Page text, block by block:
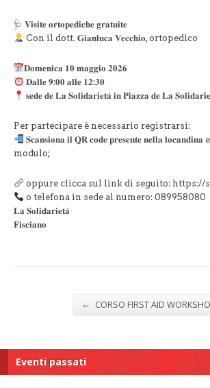
🩺 𝐕𝐢𝐬𝐢𝐭𝐞 𝐨𝐫𝐭𝐨𝐩𝐞𝐝𝐢𝐜𝐡𝐞 𝐠𝐫𝐚𝐭𝐮𝐢𝐭𝐞
Con il dott. 𝐆𝐢𝐚𝐧𝐥𝐮𝐜𝐚 𝐕𝐞𝐜𝐜𝐡𝐢𝐨, ortopedico
𝐃𝐨𝐦𝐞𝐧𝐢𝐜𝐚 𝟏𝟎 𝐦𝐚𝐠𝐠𝐢𝐨 𝟐𝟎𝟐𝟔
𝐃𝐚𝐥𝐥𝐞 𝟗:𝟎𝟎 𝐚𝐥𝐥𝐞 𝟏𝟐:𝟑𝟎
𝐬𝐞𝐝𝐞 𝐝𝐞 𝐋𝐚 𝐒𝐨𝐥𝐢𝐝𝐚𝐫𝐢𝐞𝐭𝐚̀ 𝐢𝐧 𝐏𝐢𝐚𝐳𝐳𝐚 𝐝𝐞 𝐋𝐚
Per partecipare è necessario registrarsi:
𝐒𝐜𝐚𝐧𝐬𝐢𝐨𝐧𝐚 𝐢𝐥 𝐐𝐑 𝐜𝐨𝐝𝐞 𝐩𝐫𝐞𝐬𝐞𝐧𝐭𝐞 𝐧𝐞𝐥𝐥𝐚
modulo;
oppure clicca sul link di seguito:
o telefona in sede al numero: 089958080
𝐋𝐚 𝐒𝐨𝐥𝐢𝐝𝐚𝐫𝐢𝐞𝐭𝐚̀
𝐅𝐢𝐬𝐜𝐢𝐚𝐧𝐨
← CORSO FIRST AID
Eventi passati